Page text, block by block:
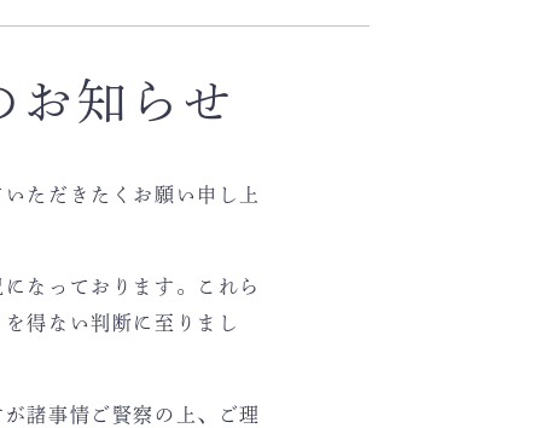
お知らせ
ただきたくお願い申し上
なっております。これら
得ない判断に至りまし
諸事情ご賢察の上、ご理